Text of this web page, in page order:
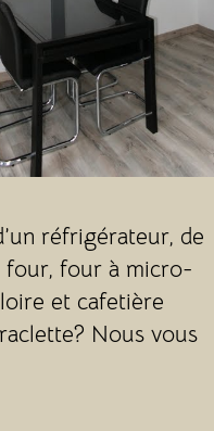
réfrigérateur, de
four, four à micro-
et cafetière
Nous vous